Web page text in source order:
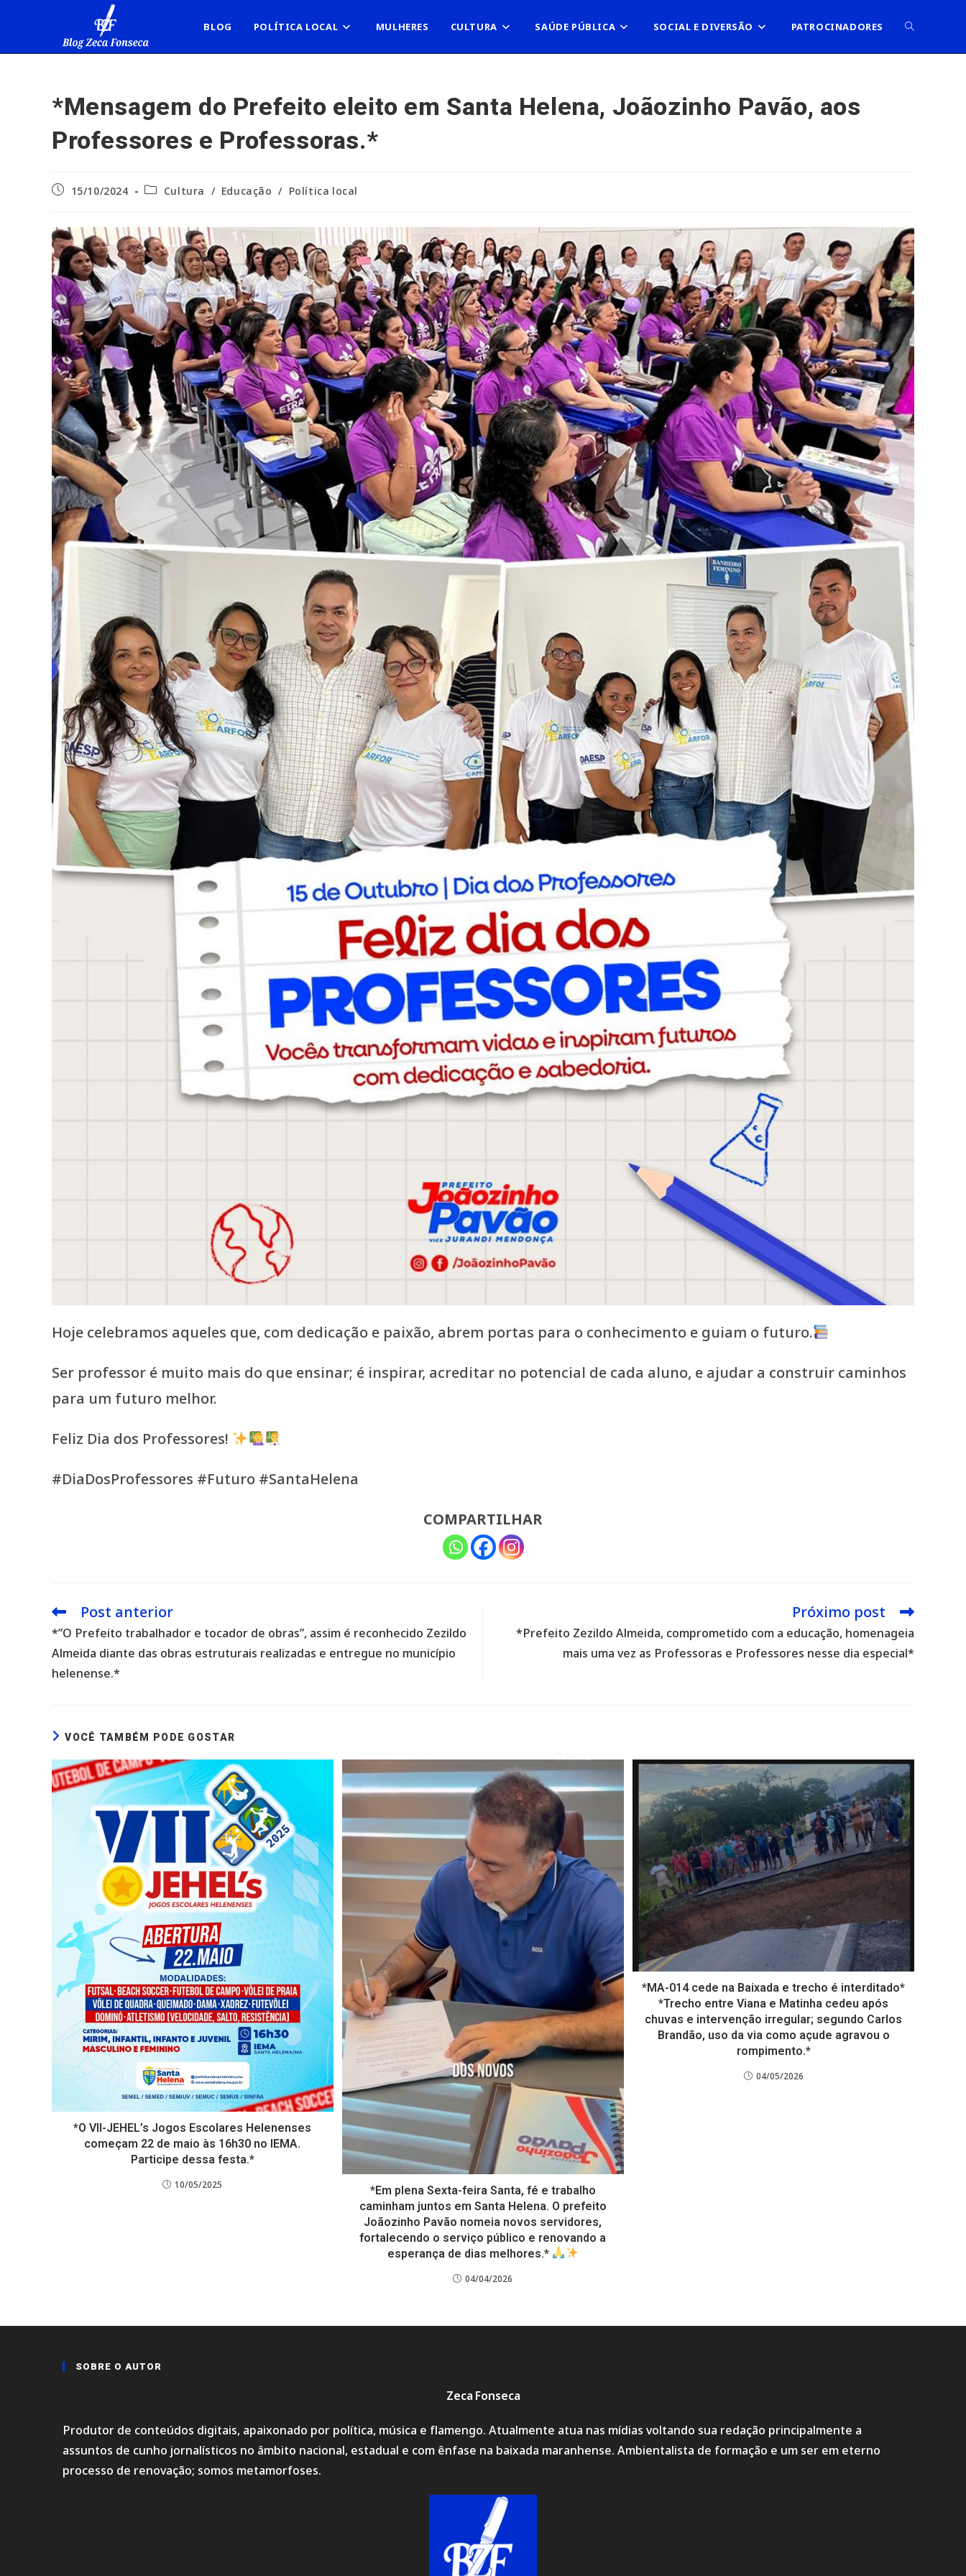
BLOG POLÍTICA LOCAL MULHERES CULTURA SAÚDE PÚBLICA SOCIAL E DIVERSÃO PATROCINADORES ALTERNAR
*Mensagem do Prefeito eleito em Santa Helena, Joãozinho Pavão, aos
Professores e Professoras.*
Post15/10/2024
Categoria
Cultura / Educação / Política local
Hoje celebramos aqueles que, com dedicação e paixão, abrem portas para o conhecimento e guiam o futuro.
Ser professor é muito mais do que ensinar; é inspirar, acreditar no potencial de cada aluno, e ajudar a construir caminhos
para um futuro melhor.
Feliz Dia dos Professores!
#DiaDosProfessores #Futuro #SantaHelena
COMPARTILHAR
Leia
artigos
Post anterior
*”O Prefeito trabalhador e tocador de obras”, assim é reconhecido Zezildo
Almeida diante das obras estruturais realizadas e entregue no município
helenense.*
Próximo post
*Prefeito Zezildo Almeida, comprometido com a educação, homenageia
mais uma vez as Professoras e Professores nesse dia especial*
VOCÊ TAMBÉM PODE GOSTAR
*O VII-JEHEL’s Jogos Escolares Helenenses
começam 22 de maio às 16h30 no IEMA.
Participe dessa festa.*
10/05/2025
*Em plena Sexta-feira Santa, fé e trabalho
caminham juntos em Santa Helena. O prefeito
Joãozinho Pavão nomeia novos servidores,
fortalecendo o serviço público e renovando a
esperança de dias melhores.*
04/04/2026
*MA-014 cede na Baixada e trecho é interditado*
*Trecho entre Viana e Matinha cedeu após
chuvas e intervenção irregular; segundo Carlos
Brandão, uso da via como açude agravou o
rompimento.*
04/05/2026
SOBRE O AUTOR
Zeca Fonseca
Produtor de conteúdos digitais, apaixonado por política, música e flamengo. Atualmente atua nas mídias voltando sua redação principalmente a
assuntos de cunho jornalísticos no âmbito nacional, estadual e com ênfase na baixada maranhense. Ambientalista de formação e um ser em eterno
processo de renovação; somos metamorfoses.